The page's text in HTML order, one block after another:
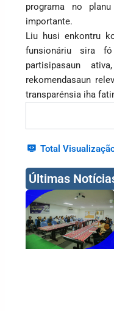
programa no
importante.
Liu husi enkontru
funsionáriu sira
partisipasaun
rekomendasaun
transparénsia iha
Total
Últimas